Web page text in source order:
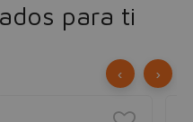
para ti
‹ ›